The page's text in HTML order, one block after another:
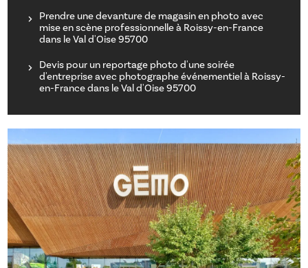
Prendre une devanture de magasin en photo avec
mise en scène professionnelle à Roissy-en-France
dans le Val d'Oise 95700
Devis pour un reportage photo d'une soirée
d'entreprise avec photographe événementiel à Roissy-
en-France dans le Val d'Oise 95700